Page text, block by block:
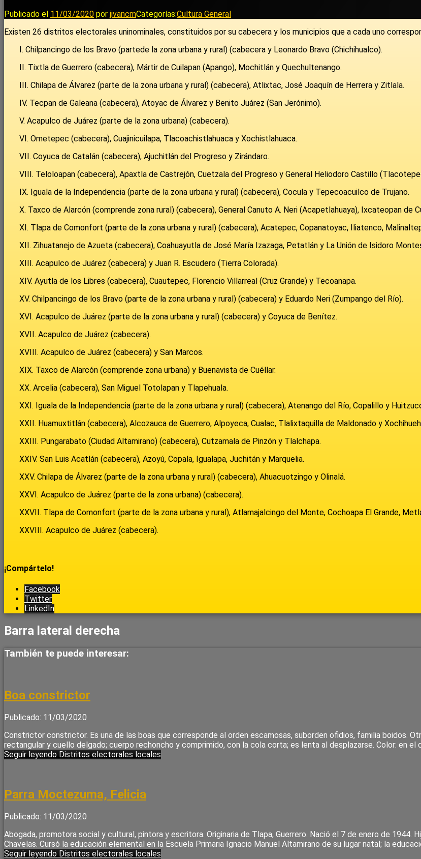
Publicado el 11/03/2020 por jivancmCategorías:Cultura General
Existen 26 distritos electorales uninominales, constituidos por su cabecera y los municipios que a cada uno
I. Chilpancingo de los Bravo (partede la zona urbana y rural) (cabecera y Leonardo Bravo (Chichihualco).
II. Tixtla de Guerrero (cabecera), Mártir de Cuilapan (Apango), Mochitlán y Quechultenango.
III. Chilapa de Álvarez (parte de la zona urbana y rural) (cabecera), Atlixtac, José Joaquín de Herrera y Zitlala.
IV. Tecpan de Galeana (cabecera), Atoyac de Álvarez y Benito Juárez (San Jerónimo).
V. Acapulco de Juárez (parte de la zona urbana) (cabecera).
VI. Ometepec (cabecera), Cuajinicuilapa, Tlacoachistlahuaca y Xochistlahuaca.
VII. Coyuca de Catalán (cabecera), Ajuchitlán del Progreso y Zirándaro.
VIII. Teloloapan (cabecera), Apaxtla de Castrejón, Cuetzala del Progreso y General Heliodoro Castillo
IX. Iguala de la Independencia (parte de la zona urbana y rural) (cabecera), Cocula y Tepecoacuilco de Trujano.
X. Taxco de Alarcón (comprende zona rural) (cabecera), General Canuto A. Neri (Acapetlahuaya), Ixcateopan
XI. Tlapa de Comonfort (parte de la zona urbana y rural) (cabecera), Acatepec, Copanatoyac, Iliatenco,
XII. Zihuatanejo de Azueta (cabecera), Coahuayutla de José María Izazaga, Petatlán y La Unión de Isidoro
XIII. Acapulco de Juárez (cabecera) y Juan R. Escudero (Tierra Colorada).
XIV. Ayutla de los Libres (cabecera), Cuautepec, Florencio Villarreal (Cruz Grande) y Tecoanapa.
XV. Chilpancingo de los Bravo (parte de la zona urbana y rural) (cabecera) y Eduardo Neri (Zumpango del Río).
XVI. Acapulco de Juárez (parte de la zona urbana y rural) (cabecera) y Coyuca de Benítez.
XVII. Acapulco de Juárez (cabecera).
XVIII. Acapulco de Juárez (cabecera) y San Marcos.
XIX. Taxco de Alarcón (comprende zona urbana) y Buenavista de Cuéllar.
XX. Arcelia (cabecera), San Miguel Totolapan y Tlapehuala.
XXI. Iguala de la Independencia (parte de la zona urbana y rural) (cabecera), Atenango del Río, Copalillo y
XXII. Huamuxtitlán (cabecera), Alcozauca de Guerrero, Alpoyeca, Cualac, Tlalixtaquilla de Maldonado y
XXIII. Pungarabato (Ciudad Altamirano) (cabecera), Cutzamala de Pinzón y Tlalchapa.
XXIV. San Luis Acatlán (cabecera), Azoyú, Copala, Igualapa, Juchitán y Marquelia.
XXV. Chilapa de Álvarez (parte de la zona urbana y rural) (cabecera), Ahuacuotzingo y Olinalá.
XXVI. Acapulco de Juárez (parte de la zona urbana) (cabecera).
XXVII. Tlapa de Comonfort (parte de la zona urbana y rural), Atlamajalcingo del Monte, Cochoapa El Grande,
XXVIII. Acapulco de Juárez (cabecera).
¡Compártelo!
Facebook
Twitter
LinkedIn
Barra lateral derecha
También te puede interesar:
Boa constrictor
Publicado: 11/03/2020
Constrictor constrictor. Es una de las boas que corresponde al orden escamosas, suborden ofidios, familia boidos.
rectangular y cuello delgado; cuerpo rechoncho y comprimido, con la cola corta; es lenta al desplazarse. Color: en
Seguir leyendo Distritos electorales locales
Parra Moctezuma, Felicia
Publicado: 11/03/2020
Abogada, promotora social y cultural, pintora y escritora. Originaria de Tlapa, Guerrero. Nació el 7 de enero de 1944.
Chavelas. Cursó la educación elemental en la Escuela Primaria Ignacio Manuel Altamirano de su lugar natal; la
Seguir leyendo Distritos electorales locales